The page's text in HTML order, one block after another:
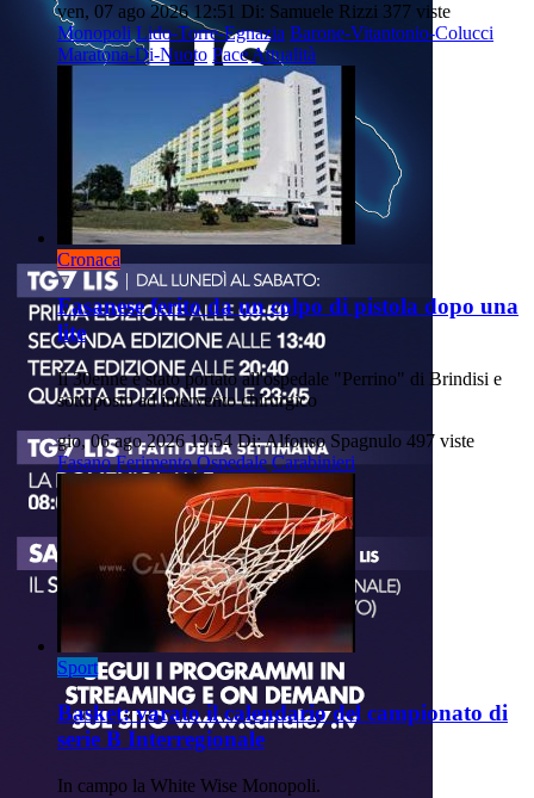
ven, 07 ago 2026 12:51 Di: Samuele Rizzi 377 viste
Monopoli Lido-Torre-Egnazia Barone-Vitantonio-Colucci
Maratona-Di-Nuoto PaceAttualità
Cronaca
Fasanese ferito da un colpo di pistola dopo una
lite
Il 30enne è stato portato all'ospedale "Perrino" di Brindisi e
sottoposto ad intervento chirurgico
gio, 06 ago 2026 19:54 Di: Alfonso Spagnulo 497 viste
Fasano Ferimento Ospedale Carabinieri
Sport
Basket: varato il calendario del campionato di
serie B Interregionale
In campo la White Wise Monopoli.